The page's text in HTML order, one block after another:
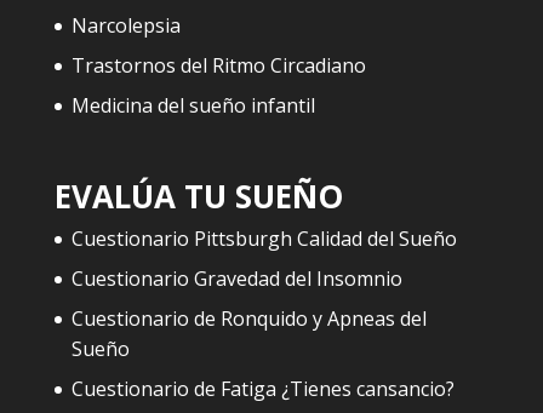
Narcolepsia
Trastornos del Ritmo Circadiano
Medicina del sueño infantil
EVALÚA TU SUEÑO
Cuestionario Pittsburgh Calidad del Sueño
Cuestionario Gravedad del Insomnio
Cuestionario de Ronquido y Apneas del
Sueño
Cuestionario de Fatiga ¿Tienes cansancio?